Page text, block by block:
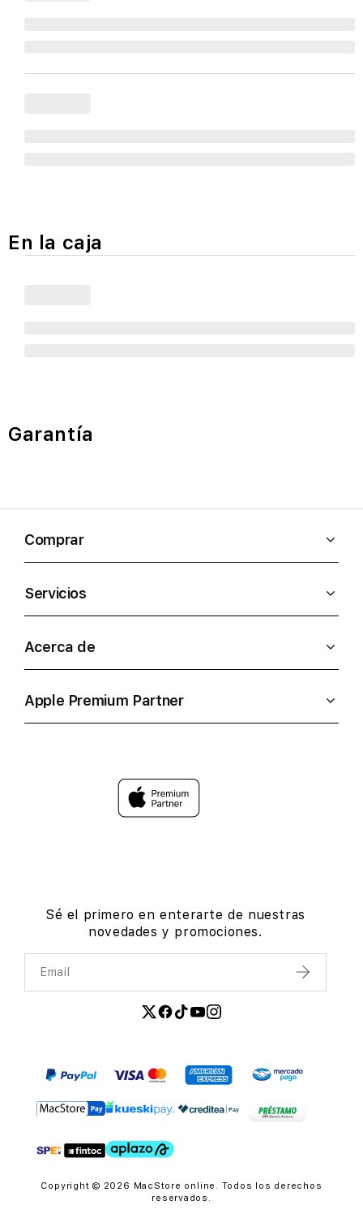
En la caja
Garantía
Comprar
Servicios
Acerca de
Apple Premium Partner
Sé el primero en enterarte de nuestras
novedades y promociones.
Email
Copyright © 2026 MacStore online. Todos los derechos
reservados.